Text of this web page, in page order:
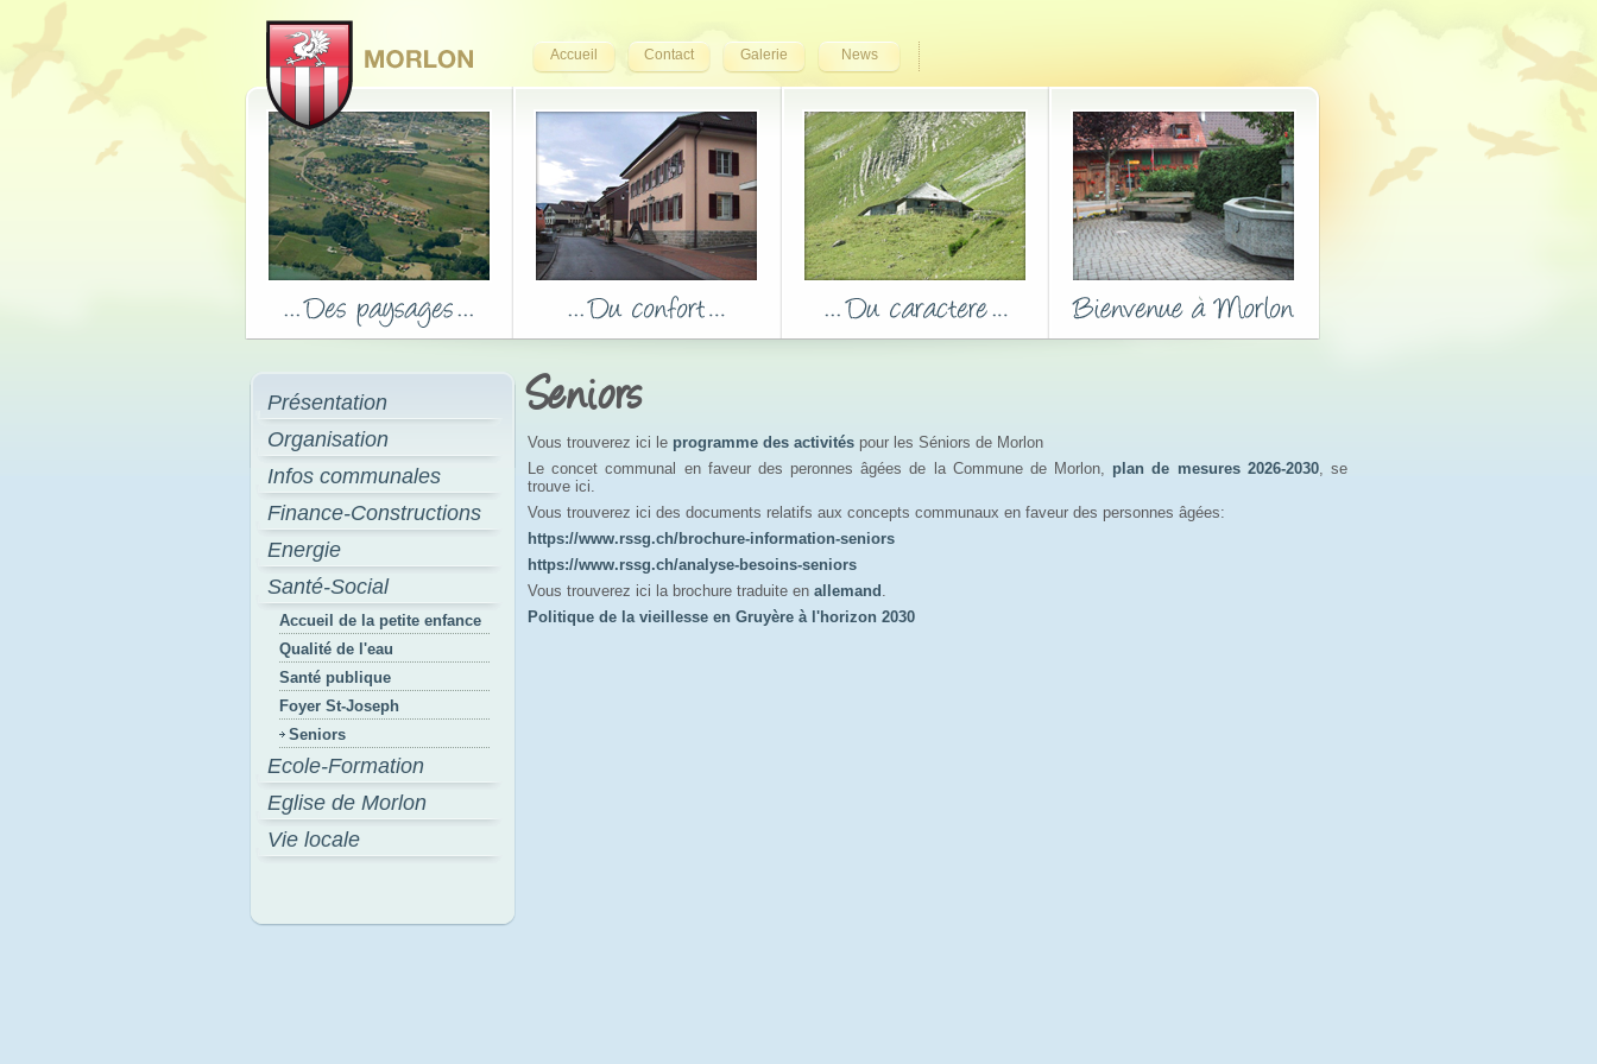
Accueil Contact Galerie News
Présentation
Organisation
Infos communales
Finance-Constructions
Energie
Santé-Social
Accueil de la petite enfance
Qualité de l'eau
Santé publique
Foyer St-Joseph
Seniors
Ecole-Formation
Eglise de Morlon
Vie locale
Seniors
Vous trouverez ici le programme des activités pour les Séniors de Morlon
Le concet communal en faveur des peronnes âgées de la Commune de Morlon, plan de mesures 2026-2030, se
trouve ici.
Vous trouverez ici des documents relatifs aux concepts communaux en faveur des personnes âgées:
https://www.rssg.ch/brochure-information-seniors
https://www.rssg.ch/analyse-besoins-seniors
Vous trouverez ici la brochure traduite en allemand .
Politique de la vieillesse en Gruyère à l'horizon 2030